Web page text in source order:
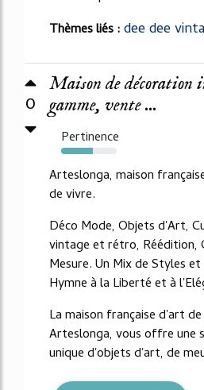
Thèmes liés :dee dee
0
Maison de décoration
gamme, vente ...
Pertinence
57%
Arteslonga, maison
de vivre.
Déco Mode, Objets d'Art,
vintage et rétro, Réédition,
Mesure. Un Mix de Styles
Hymne à la Liberté et à
La maison française d'art
Arteslonga, vous offre une
unique d'objets d'art, de